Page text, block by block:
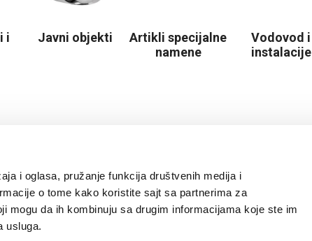
i oglasa, pružanje funkcija društvenih medija i
o tome kako koristite sajt sa partnerima za
mogu da ih kombinuju sa drugim informacijama koje ste im
usluga.
i
Javni objekti
Artikli specijalne
namene
Vodovod i
instalacije